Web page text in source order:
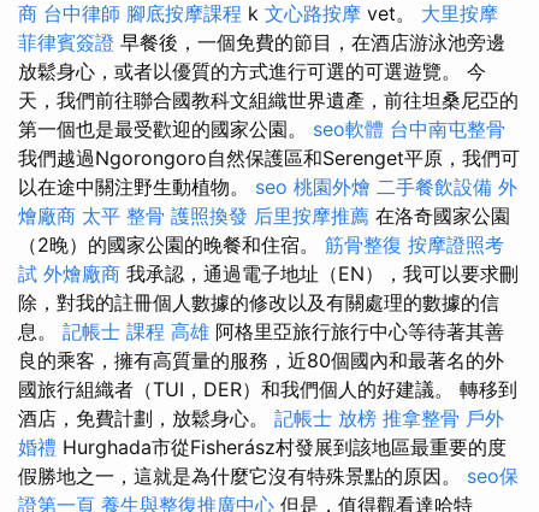
商 台中律師 腳底按摩課程 k 文心路按摩 vet。 大里按摩
菲律賓簽證 早餐後，一個免費的節目，在酒店游泳池旁邊
放鬆身心，或者以優質的方式進行可選的可選遊覽。 今
天，我們前往聯合國教科文組織世界遺產，前往坦桑尼亞的
第一個也是最受歡迎的國家公園。 seo軟體 台中南屯整骨
我們越過Ngorongoro自然保護區和Serenget平原，我們可
以在途中關注野生動植物。 seo 桃園外燴 二手餐飲設備 外
燴廠商 太平 整骨 護照換發 后里按摩推薦 在洛奇國家公園
（2晚）的國家公園的晚餐和住宿。 筋骨整復 按摩證照考
試 外燴廠商 我承認，通過電子地址（EN），我可以要求刪
除，對我的註冊個人數據的修改以及有關處理的數據的信
息。 記帳士 課程 高雄 阿格里亞旅行旅行中心等待著其善
良的乘客，擁有高質量的服務，近80個國內和最著名的外
國旅行組織者（TUI，DER）和我們個人的好建議。 轉移到
酒店，免費計劃，放鬆身心。 記帳士 放榜 推拿整骨 戶外
婚禮 Hurghada市從Fisherász村發展到該地區最重要的度
假勝地之一，這就是為什麼它沒有特殊景點的原因。 seo保
證第一頁 養生與整復推廣中心 但是，值得觀看達哈特